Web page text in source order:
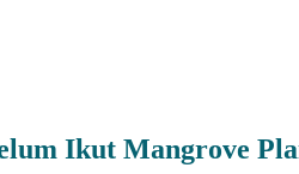
Ikut Mangrove